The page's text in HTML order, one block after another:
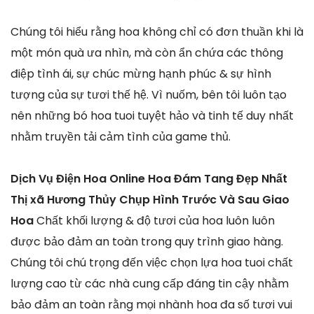
Chúng tôi hiểu rằng hoa không chỉ có đơn thuần khi là
một món quà ưa nhìn, mà còn ẩn chứa các thông
điệp tình ái, sự chúc mừng hạnh phúc & sự hình
tượng của sự tươi thế hệ. Vì nuốm, bên tôi luôn tạo
nên những bó hoa tuoi tuyệt hảo và tinh tế duy nhất
nhằm truyền tải cảm tình của game thủ.
Dịch Vụ Điện Hoa Online Hoa Đám Tang Đẹp Nhất
Thị xã Hương Thủy Chụp Hình Trước Và Sau Giao
HoaChất khối lượng & độ tươi của hoa luôn luôn
được bảo đảm an toàn trong quy trình giao hàng.
Chúng tôi chú trọng đến việc chọn lựa hoa tuoi chất
lượng cao từ các nhà cung cấp đáng tin cậy nhằm
bảo đảm an toàn rằng mọi nhành hoa đa số tươi vui